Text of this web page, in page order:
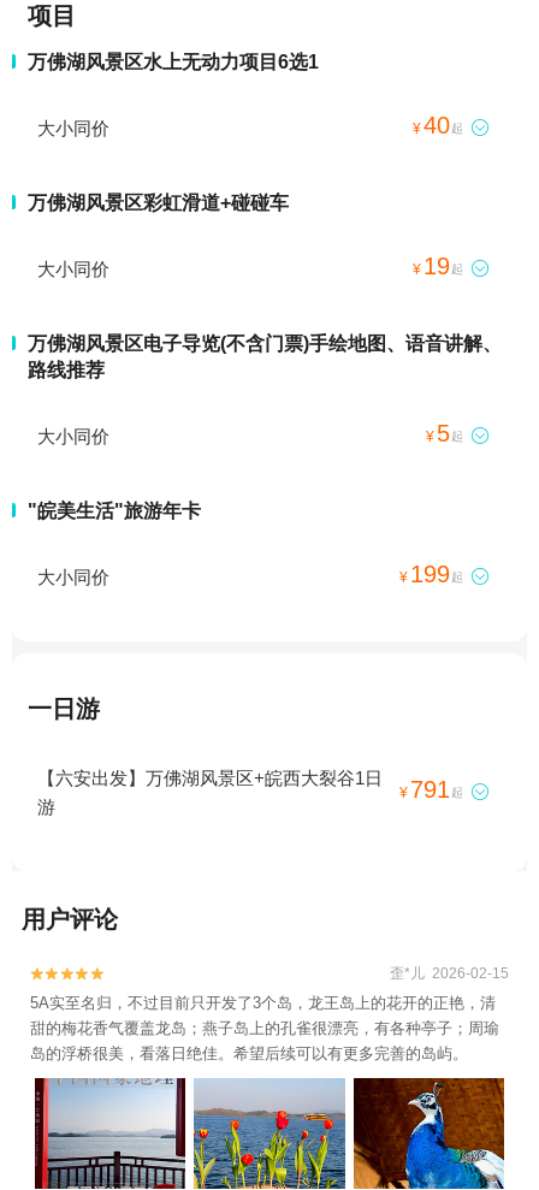
项目
万佛湖风景区水上无动力项目6选1
大小同价 ¥40起 
万佛湖风景区彩虹滑道+碰碰车
大小同价 ¥ 19起 
万佛湖风景区电子导览(不含门票)手绘地图、语音讲解、
路线推荐
大小同价 ¥ 5起 
"皖美生活"旅游年卡
大小同价 ¥ 199起 
一日游
【六安出发】万佛湖风景区+皖西大裂谷1日
游
¥ 791 起 
用户评论

 歪*儿 2026-02-15
5A实至名归，不过目前只开发了3个岛，龙王岛上的花开的正艳，清
甜的梅花香气覆盖龙岛；燕子岛上的孔雀很漂亮，有各种亭子；周瑜
岛的浮桥很美，看落日绝佳。希望后续可以有更多完善的岛屿。